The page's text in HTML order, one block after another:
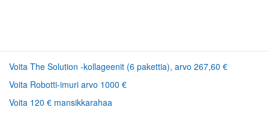
Voita The Solution -kollageenit (6 pakettia), arvo 267,60 €
Voita Robotti-imuri arvo 1000 €
Voita 120 € mansikkarahaa